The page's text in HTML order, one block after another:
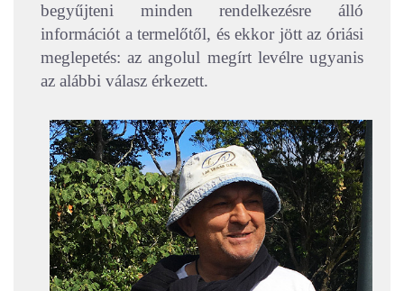
begyűjteni minden rendelkezésre álló
információt a termelőtől, és ekkor jött az óriási
meglepetés: az angolul megírt levélre ugyanis
az alábbi válasz érkezett.